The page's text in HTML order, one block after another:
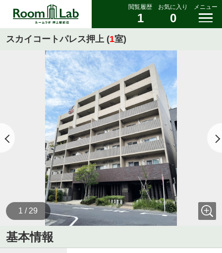
閲覧履歴
1
お気に入り
0
メニュー
スカイコートパレス押上 (1室)
1 / 29
基本情報